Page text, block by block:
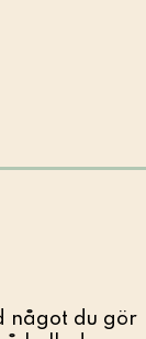
något du gör